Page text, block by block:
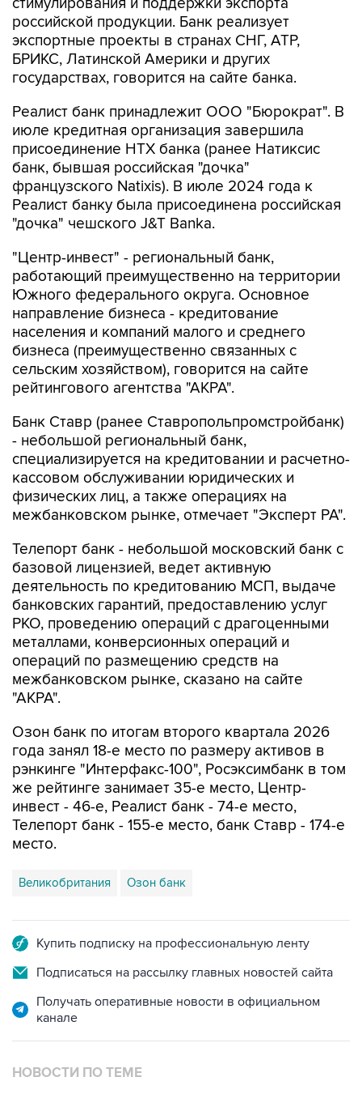
российской продукции. Банк реализует
экспортные проекты в странах СНГ, АТР,
БРИКС, Латинской Америки и других
государствах, говорится на сайте банка.
Реалист банк принадлежит ООО "Бюрократ". В
июле кредитная организация завершила
присоединение НТХ банка (ранее Натиксис
банк, бывшая российская "дочка"
французского Natixis). В июле 2024 года к
Реалист банку была присоединена российская
"дочка" чешского J&T Banka.
"Центр-инвест" - региональный банк,
работающий преимущественно на территории
Южного федерального округа. Основное
направление бизнеса - кредитование
населения и компаний малого и среднего
бизнеса (преимущественно связанных с
сельским хозяйством), говорится на сайте
рейтингового агентства "АКРА".
Банк Ставр (ранее Ставропольпромстройбанк)
- небольшой региональный банк,
специализируется на кредитовании и расчетно-
кассовом обслуживании юридических и
физических лиц, а также операциях на
межбанковском рынке, отмечает "Эксперт РА".
Телепорт банк - небольшой московский банк с
базовой лицензией, ведет активную
деятельность по кредитованию МСП, выдаче
банковских гарантий, предоставлению услуг
РКО, проведению операций с драгоценными
металлами, конверсионных операций и
операций по размещению средств на
межбанковском рынке, сказано на сайте
"АКРА".
Озон банк по итогам второго квартала 2026
года занял 18-е место по размеру активов в
рэнкинге "Интерфакс-100", Росэксимбанк в том
же рейтинге занимает 35-е место, Центр-
инвест - 46-е, Реалист банк - 74-е место,
Телепорт банк - 155-е место, банк Ставр - 174-е
место.
Великобритания Озон банк
Купить подписку на профессиональную ленту
Подписаться на рассылку главных новостей сайта
Получать оперативные новости в официальном
канале
НОВОСТИ ПО ТЕМЕ